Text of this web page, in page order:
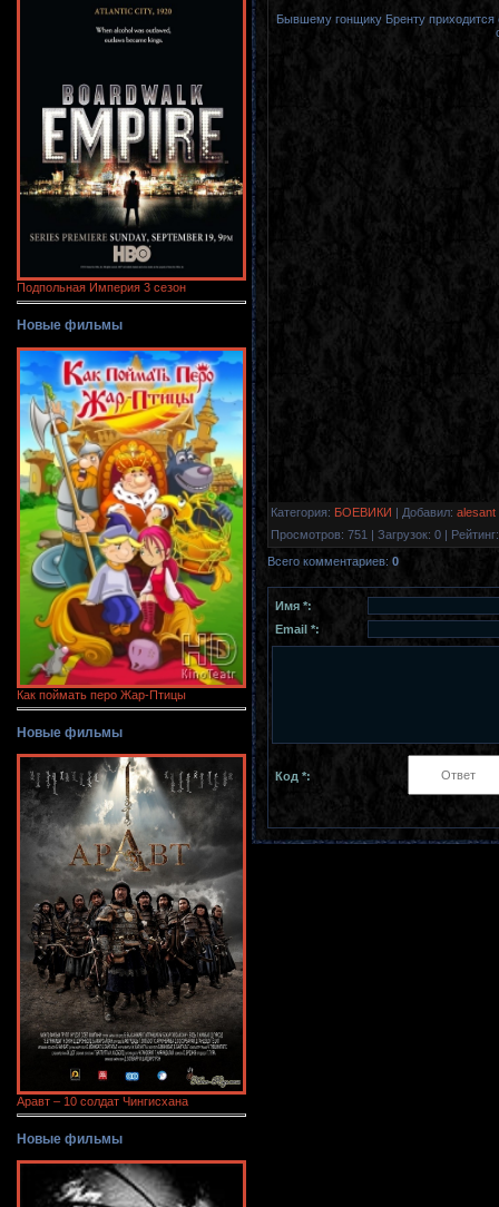
Подпольная Империя 3 сезон
Новые фильмы
Как поймать перо Жар-Птицы
Новые фильмы
Аравт – 10 солдат Чингисхана
Новые фильмы
Бывшему гонщику Бренту приходится
Категория: БОЕВИКИ | Добавил: alesant
Просмотров: 751 | Загрузок: 0 | Рейтинг:
Всего комментариев: 0
Имя *:
Email *:
Код *: